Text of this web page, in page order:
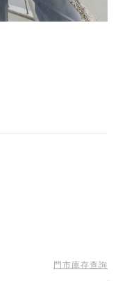
門市庫存查詢